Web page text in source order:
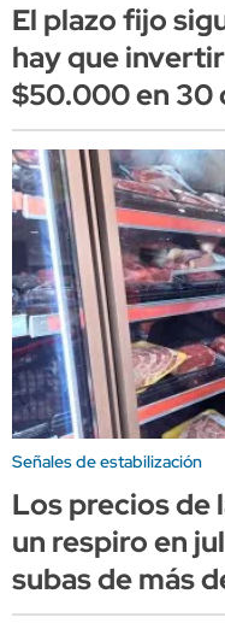
El plazo fijo
hay que
$50.000 en 30
Señales de estabilización
Los precios de
un respiro en
subas de más